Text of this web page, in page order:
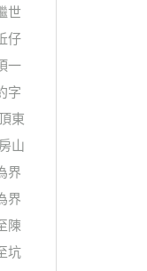
世
仔
一
字
東
山
界
界
陳
坑